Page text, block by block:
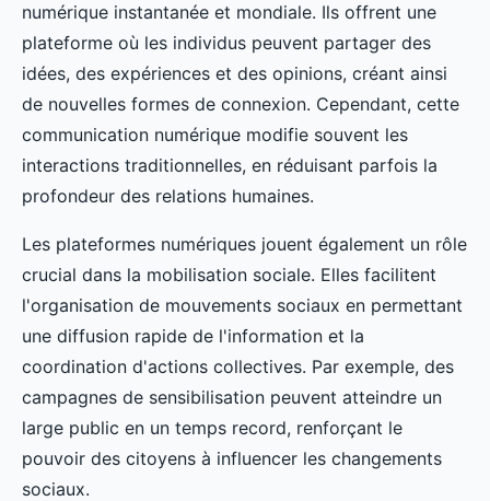
numérique instantanée et mondiale. Ils offrent une
plateforme où les individus peuvent partager des
idées, des expériences et des opinions, créant ainsi
de nouvelles formes de connexion. Cependant, cette
communication numérique modifie souvent les
interactions traditionnelles, en réduisant parfois la
profondeur des relations humaines.
Les plateformes numériques jouent également un rôle
crucial dans la mobilisation sociale. Elles facilitent
l'organisation de mouvements sociaux en permettant
une diffusion rapide de l'information et la
coordination d'actions collectives. Par exemple, des
campagnes de sensibilisation peuvent atteindre un
large public en un temps record, renforçant le
pouvoir des citoyens à influencer les changements
sociaux.